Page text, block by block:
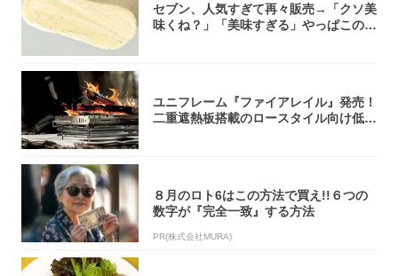
セブン、人気すぎて再々販売→「クソ美
味くね？」「美味すぎる」やっぱこのク
ユニフレーム『ファイアレイル』発売！
二重遮熱板搭載のロースタイル向け低型
８月のロト6はこの方法で買え!!６つの
数字が『完全一致』する方法
PR(株式会社MURA)